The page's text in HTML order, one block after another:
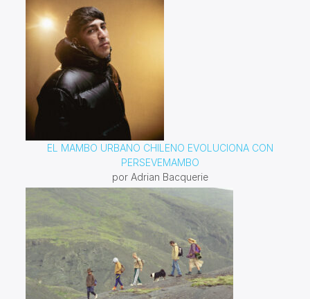
EL MAMBO URBANO CHILENO EVOLUCIONA CON
PERSEVEMAMBO
por Adrian Bacquerie